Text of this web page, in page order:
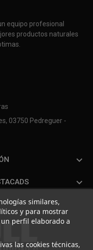
equipo profesional
productos naturales
03750 Pedreguer -


similares,
y para mostrar
perfil elaborado a
las cookies técnicas,